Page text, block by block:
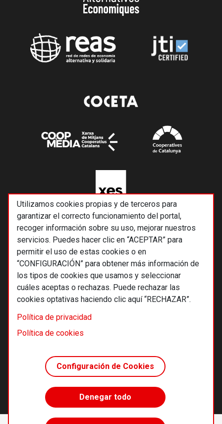
Utilizamos cookies propias y de terceros para
garantizar el correcto funcionamiento del portal,
recoger información sobre su uso, mejorar nuestros
servicios. Puedes hacer clic en “ACEPTAR” para
permitir el uso de estas cookies o en
“CONFIGURACIÓN” para obtener más información de
los tipos de cookies que usamos y seleccionar
cuáles aceptas o rechazas. Puede rechazar las
cookies optativas haciendo clic aquí “RECHAZAR”.
Política de privacidad
Política de cookies
Configuración de Cookies
Denegar todo
© 2026 Alternativas económicas SCCL
Footer
Términos y condiciones de uso
Política de cookies
Principios editoriales